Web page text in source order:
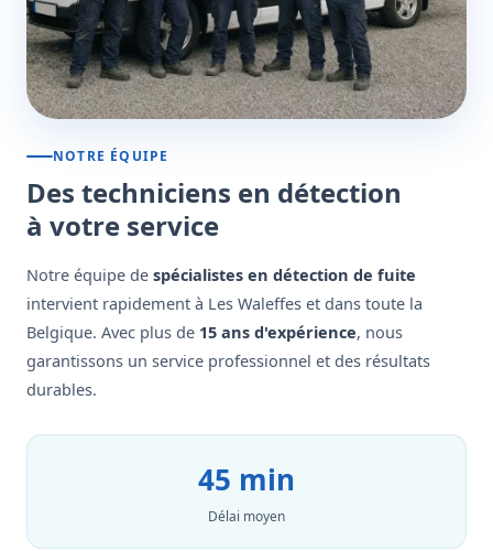
NOTRE ÉQUIPE
Des techniciens en détection
à votre service
Notre équipe de spécialistes en détection de fuite
intervient rapidement à Les Waleffes et dans toute la
Belgique. Avec plus de 15 ans d'expérience, nous
garantissons un service professionnel et des résultats
durables.
45 min
Délai moyen